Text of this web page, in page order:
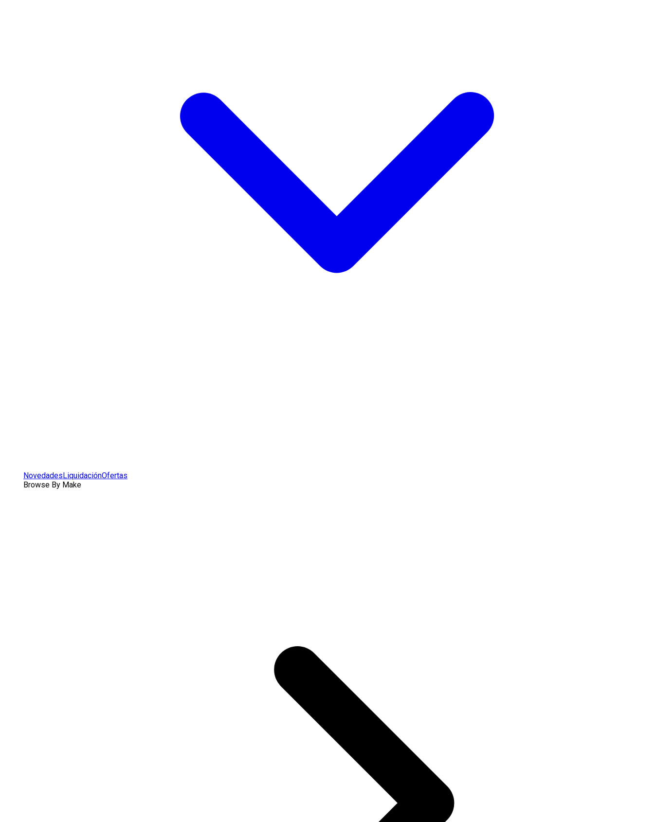
NovedadesLiquidaciónOfertas
Browse By Make